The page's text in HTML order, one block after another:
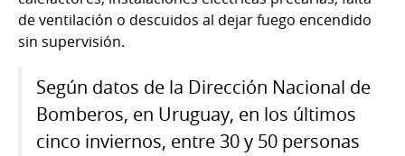
de ventilación o descuidos al dejar fuego encendido
sin supervisión.
Según datos de la Dirección Nacional de
Bomberos, en Uruguay, en los últimos
cinco inviernos, entre 30 y 50 personas